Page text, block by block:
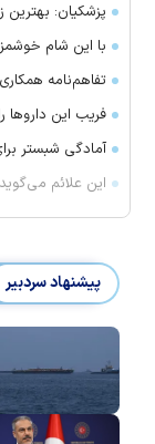
پزشکیان: بهترین
با این شام
تفاهم‌نامه
فریب این دارو‌ها
آمادگی شبستر
این علائم
پیشنهاد سردبیر